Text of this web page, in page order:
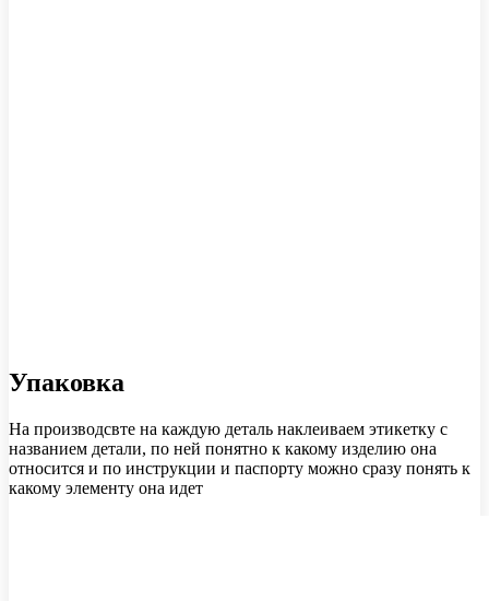
Упаковка
На производсвте на каждую деталь наклеиваем этикетку с
названием детали, по ней понятно к какому изделию она
относится и по инструкции и паспорту можно сразу понять к
какому элементу она идет